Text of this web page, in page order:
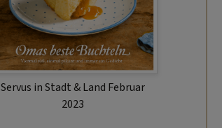
Servus in Stadt & Land Februar
2023